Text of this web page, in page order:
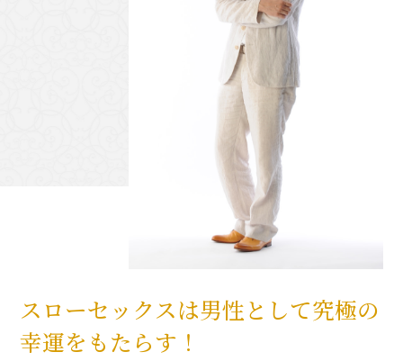
スローセックスは男性として究極の
幸運をもたらす！